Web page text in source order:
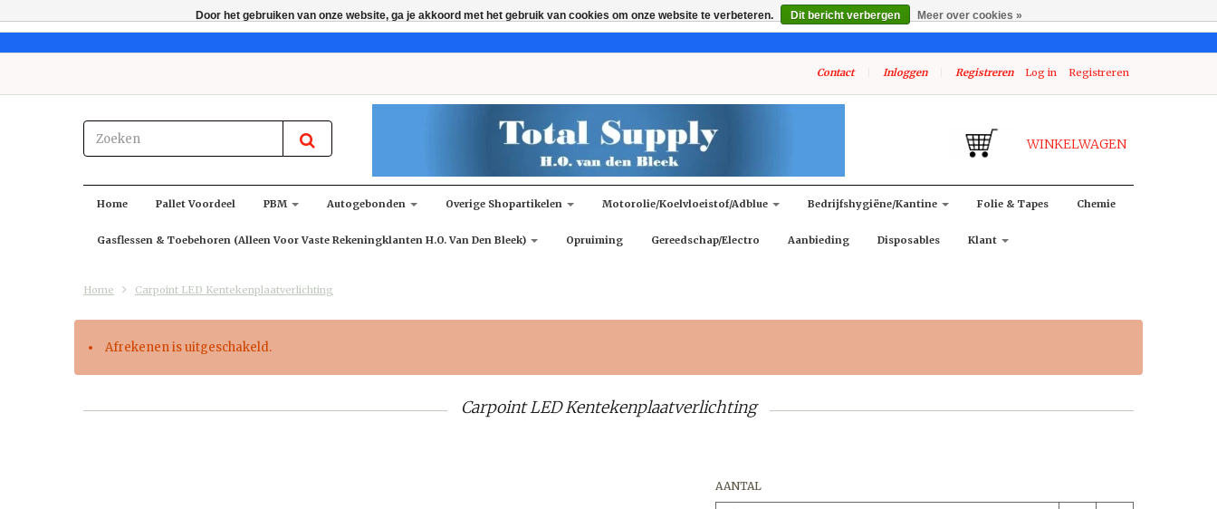
Contact Inloggen Registreren Log in Registreren
WINKELWAGEN
Home Pallet Voordeel PBM Autogebonden Overige Shopartikelen Motorolie/koelvloeistof/adblue Bedrijfshygiëne/kantine Folie & Tapes Chemie
Gasflessen & Toebehoren (alleen Voor Vaste Rekeningklanten H.O. Van Den Bleek) Opruiming Gereedschap/Electro Aanbieding Disposables Klant
Home Carpoint LED Kentekenplaatverlichting
Afrekenen is uitgeschakeld.
Carpoint LED Kentekenplaatverlichting
AANTAL
Door het gebruiken van onze website, ga je akkoord met het gebruik van cookies om onze website te verbeteren. Dit bericht verbergen Meer over cookies »